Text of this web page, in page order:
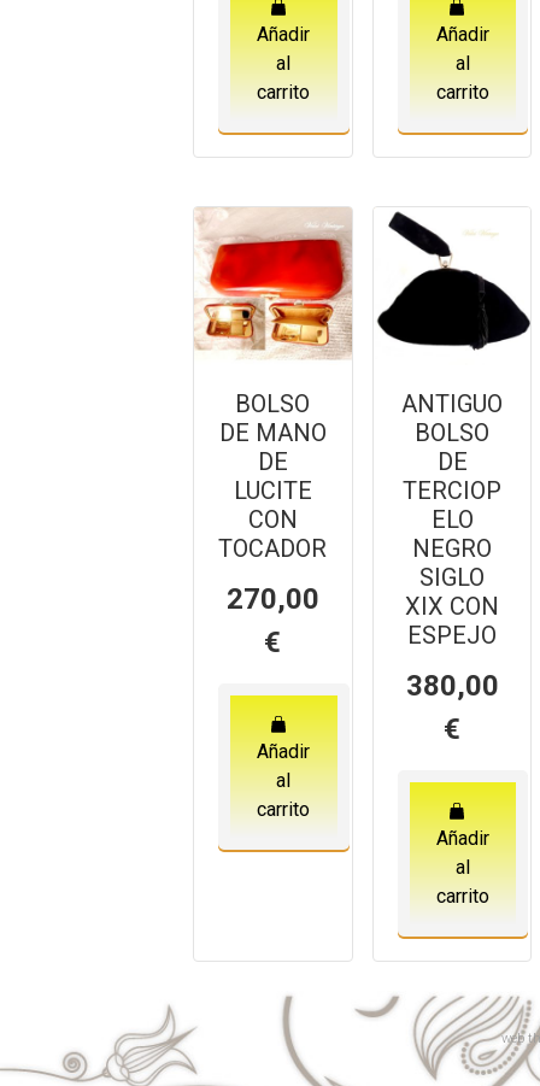
Añadir
al
carrito
Añadir
al
carrito
BOLSO
DE MANO
DE
LUCITE
CON
TOCADOR
270,00
€
Añadir
al
carrito
ANTIGUO
BOLSO
DE
TERCIOP
ELO
NEGRO
SIGLO
XIX CON
ESPEJO
380,00
€
Añadir
al
carrito
web